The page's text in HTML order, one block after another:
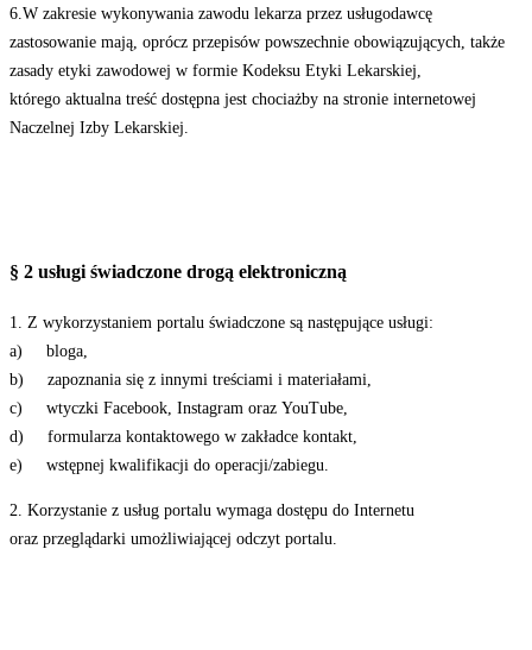
6.W zakresie wykonywania zawodu lekarza przez usługodawcę
zastosowanie mają, oprócz przepisów powszechnie obowiązujących, także
zasady etyki zawodowej w formie Kodeksu Etyki Lekarskiej,
którego aktualna treść dostępna jest chociażby na stronie internetowej
Naczelnej Izby Lekarskiej.
§ 2 usługi świadczone drogą elektroniczną
1. Z wykorzystaniem portalu świadczone są następujące usługi:
a) bloga,
b) zapoznania się z innymi treściami i materiałami,
c) wtyczki Facebook, Instagram oraz YouTube,
d) formularza kontaktowego w zakładce kontakt,
e) wstępnej kwalifikacji do operacji/zabiegu.
2. Korzystanie z usług portalu wymaga dostępu do Internetu
oraz przeglądarki umożliwiającej odczyt portalu.